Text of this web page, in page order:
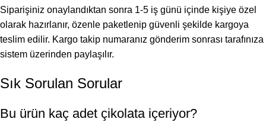
Siparişiniz onaylandıktan sonra 1-5 iş günü içinde kişiye özel
olarak hazırlanır, özenle paketlenip güvenli şekilde kargoya
teslim edilir. Kargo takip numaranız gönderim sonrası tarafınıza
sistem üzerinden paylaşılır.
Sık Sorulan Sorular
Bu ürün kaç adet çikolata içeriyor?